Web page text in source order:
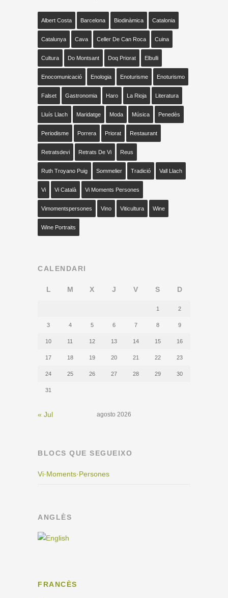
Albert Costa Barcelona Biodinàmica Catalonia
Catalunya Cava Celler De Can Roca Cuina
Cultura Do Montsant Doq Priorat Elbulli
Enocomunicació Enologia Enoturisme Enoturismo
Falset Gastronomia Haro La Rioja Literatura
Lluís Llach Maridatge Moda Música Penedès
Periodisme Porrera Priorat Restaurant
Retratsdevi Retrats De Vi Reus
Ruth Troyano Puig Sommelier Tradició Vall Llach
Vi Vi Català Vi Moments Persones
Vimomentspersones Vino Viticultura Wine
Wine Portraits
CALENDARI
agosto 2026
L M X J V S D
1 2
3 4 5 6 7 8 9
10 11 12 13 14 15 16
17 18 19 20 21 22 23
24 25 26 27 28 29 30
31
« Jul
BLOCS QUE SEGUEIXO
Vi·Moments·Persones
ANGLÈS
FRANCÈS